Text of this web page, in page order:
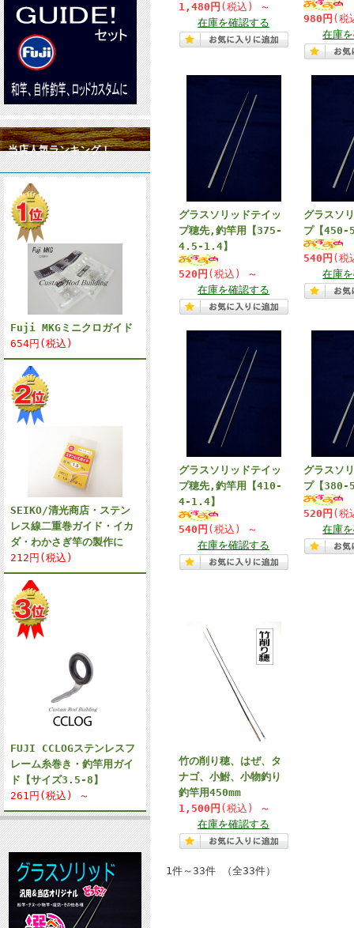
当店人気ランキング！
Fuji MKGミニクロガイド
654円(税込)
SEIKO/清光商店・ステン
レス線二重巻ガイド・イカ
ダ・わかさぎ竿の製作に
212円(税込)
FUJI CCLOGステンレスフ
レーム糸巻き・釣竿用ガイ
ド【サイズ3.5-8】
261円(税込) ～
1,480円 (税込)
～
在庫を確認する
980円 (税
在庫
グラスソリッドテイッ
プ穂先,釣竿用【375-
4.5-1.4】
520円 (税込)
～
在庫を確認する
グラスソ
プ【
540円 (税
在庫
グラスソリッドテイッ
プ穂先,釣竿用【410-
4-1.4】
540円 (税込)
～
在庫を確認する
グラスソ
プ【
520円 (税
在庫
竹の削り穂、はぜ、タ
ナゴ、小鮒、小物釣り
釣竿用450mm
1,500円 (税込)
～
在庫を確認する
1件～33件 （全33件）